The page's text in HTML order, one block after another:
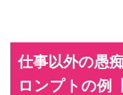
仕事以外の愚
ロンプトの例